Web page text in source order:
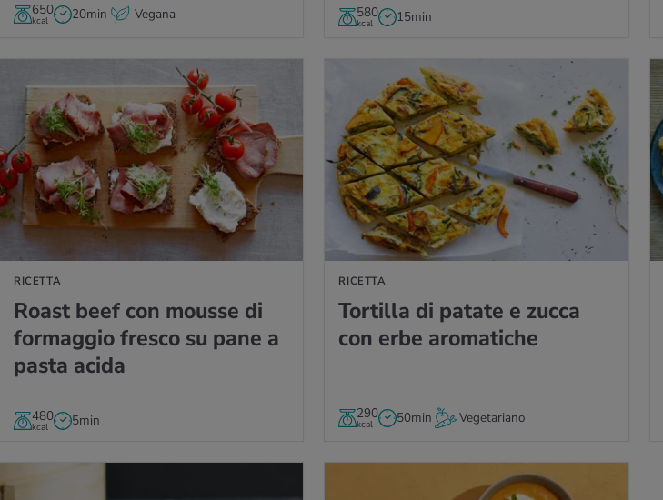
650
kcal 20min Vegana 580
kcal 15min
RICETTA
Roast beef con mous­se di
for­mag­gio fre­sco su pane a
pasta acida
480
kcal 5min
RICETTA
RICETTA
Tor­til­la di pa­ta­te e zucca
con erbe aro­ma­ti­che
290
kcal 50min Vegetariano
VAI ALLA RICETTA